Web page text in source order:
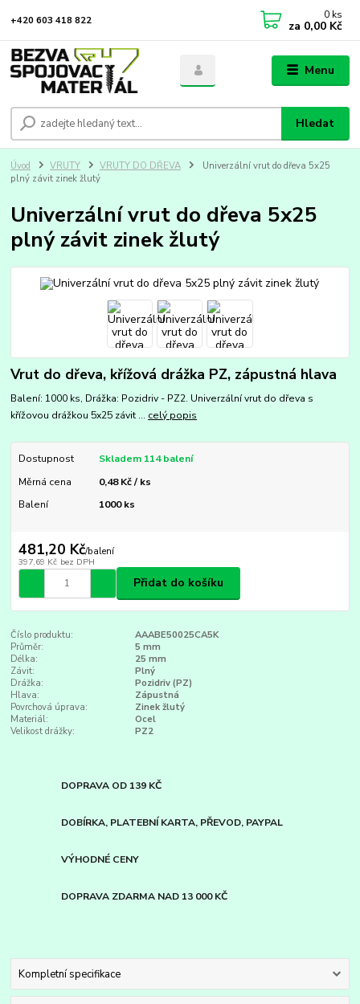
Menu
Hledat
+420 603 418 822 0 ks
za 0,00 Kč
Úvod VRUTY VRUTY DO DŘEVA
Univerzální vrut do dřeva 5x25
plný závit zinek žlutý
Univerzální vrut do dřeva 5x25
plný závit zinek žlutý
Vrut do dřeva, křížová drážka PZ, zápustná hlava
Balení: 1000 ks, Drážka: Pozidriv - PZ2. Univerzální vrut do dřeva s
křížovou drážkou 5x25 závit ... celý popis
Dostupnost
Skladem 114 balení
Měrná cena
0,48 Kč / ks
Balení
1000 ks
481,20 Kč/balení
397,69 Kč bez DPH
Přidat do košíku
Číslo produktu:
AAABE50025CA5K
Průměr:
5 mm
Délka:
25 mm
Závit:
Plný
Drážka:
Pozidriv (PZ)
Hlava:
Zápustná
Povrchová úprava:
Zinek žlutý
Materiál:
Ocel
Velikost drážky:
PZ2
DOPRAVA OD 139 KČ
DOBÍRKA, PLATEBNÍ KARTA, PŘEVOD, PAYPAL
VÝHODNÉ CENY
DOPRAVA ZDARMA NAD 13 000 KČ
Kompletní specifikace